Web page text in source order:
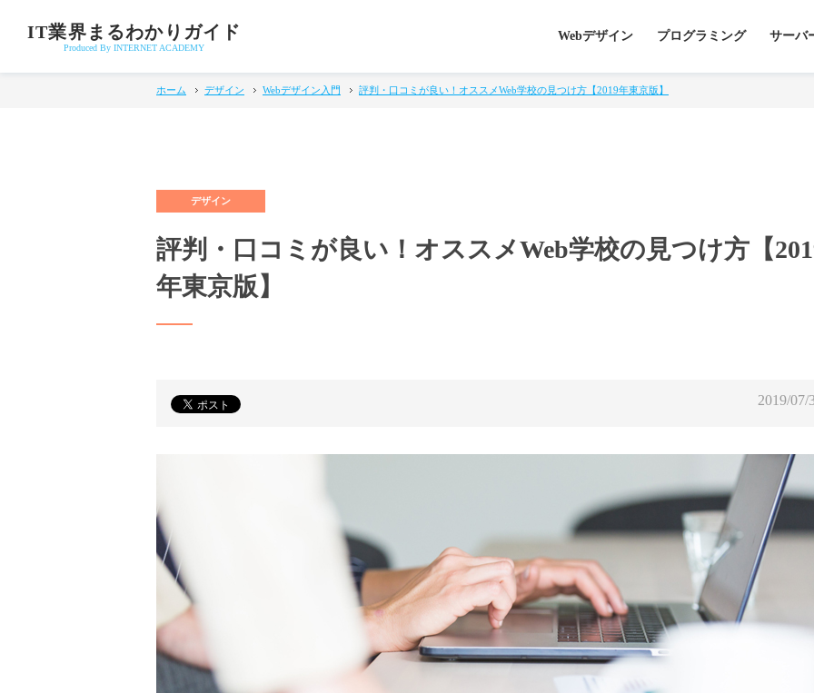
IT業界まるわかりガイド
Produced By INTERNET ACADEMY
Webデザイン プログラミング サーバ
ホーム デザイン Webデザイン入門 評判・口コミが良い！オススメWeb学校の見つけ方【2019年東京版】
評判・口コミが良い！オススメWeb学校の見つけ方【
年東京版】
2019/07/